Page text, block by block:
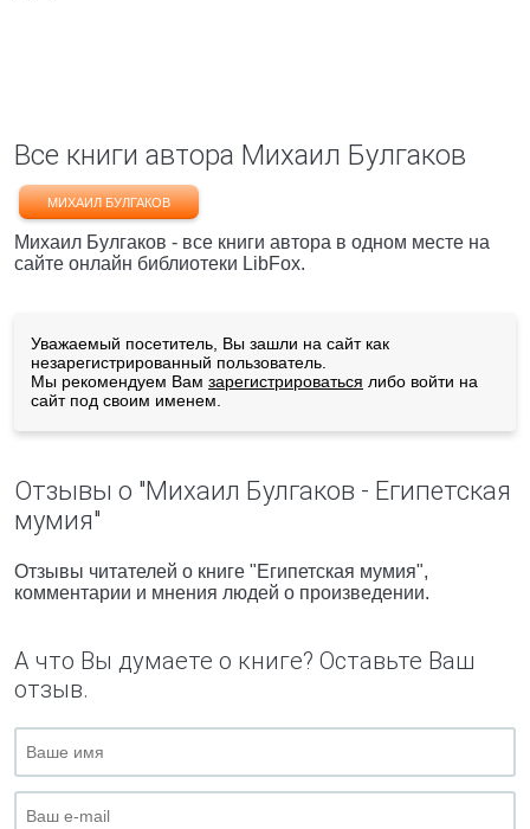
Все книги автора Михаил Булгаков
МИХАИЛ БУЛГАКОВ
Михаил Булгаков - все книги автора в одном месте на
сайте онлайн библиотеки LibFox.
Уважаемый посетитель, Вы зашли на сайт как
незарегистрированный пользователь.
Мы рекомендуем Вам зарегистрироваться либо войти на
сайт под своим именем.
Отзывы о "Михаил Булгаков - Египетская
мумия"
Отзывы читателей о книге "Египетская мумия",
комментарии и мнения людей о произведении.
А что Вы думаете о книге? Оставьте Ваш
отзыв.